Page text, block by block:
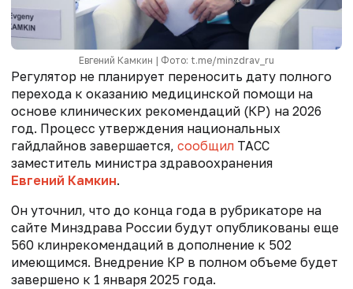
Евгений Камкин | Фото: t.me/minzdrav_ru
Регулятор не планирует переносить дату полного
перехода к оказанию медицинской помощи на
основе клинических рекомендаций (КР) на 2026
год. Процесс утверждения национальных
гайдлайнов завершается, сообщил ТАСС
заместитель министра здравоохранения
Евгений Камкин.
Он уточнил, что до конца года в рубрикаторе на
сайте Минздрава России будут опубликованы еще
560 клинрекомендаций в дополнение к 502
имеющимся. Внедрение КР в полном объеме будет
завершено к 1 января 2025 года.